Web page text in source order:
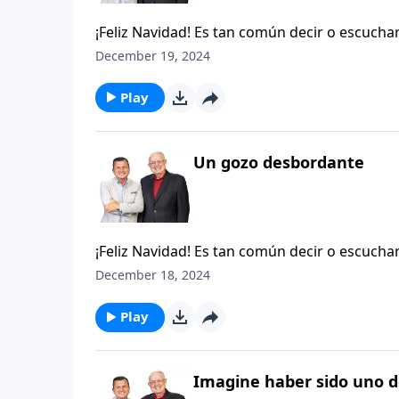
¡Feliz Navidad! Es tan común decir o
realmente nos estamos preparando para
«estresante».
December 19, 2024
Play
Un gozo desbordante
¡Feliz Navidad! Es tan común decir o
realmente nos estamos preparando para
«estresante».
December 18, 2024
Play
Imagine haber sido uno